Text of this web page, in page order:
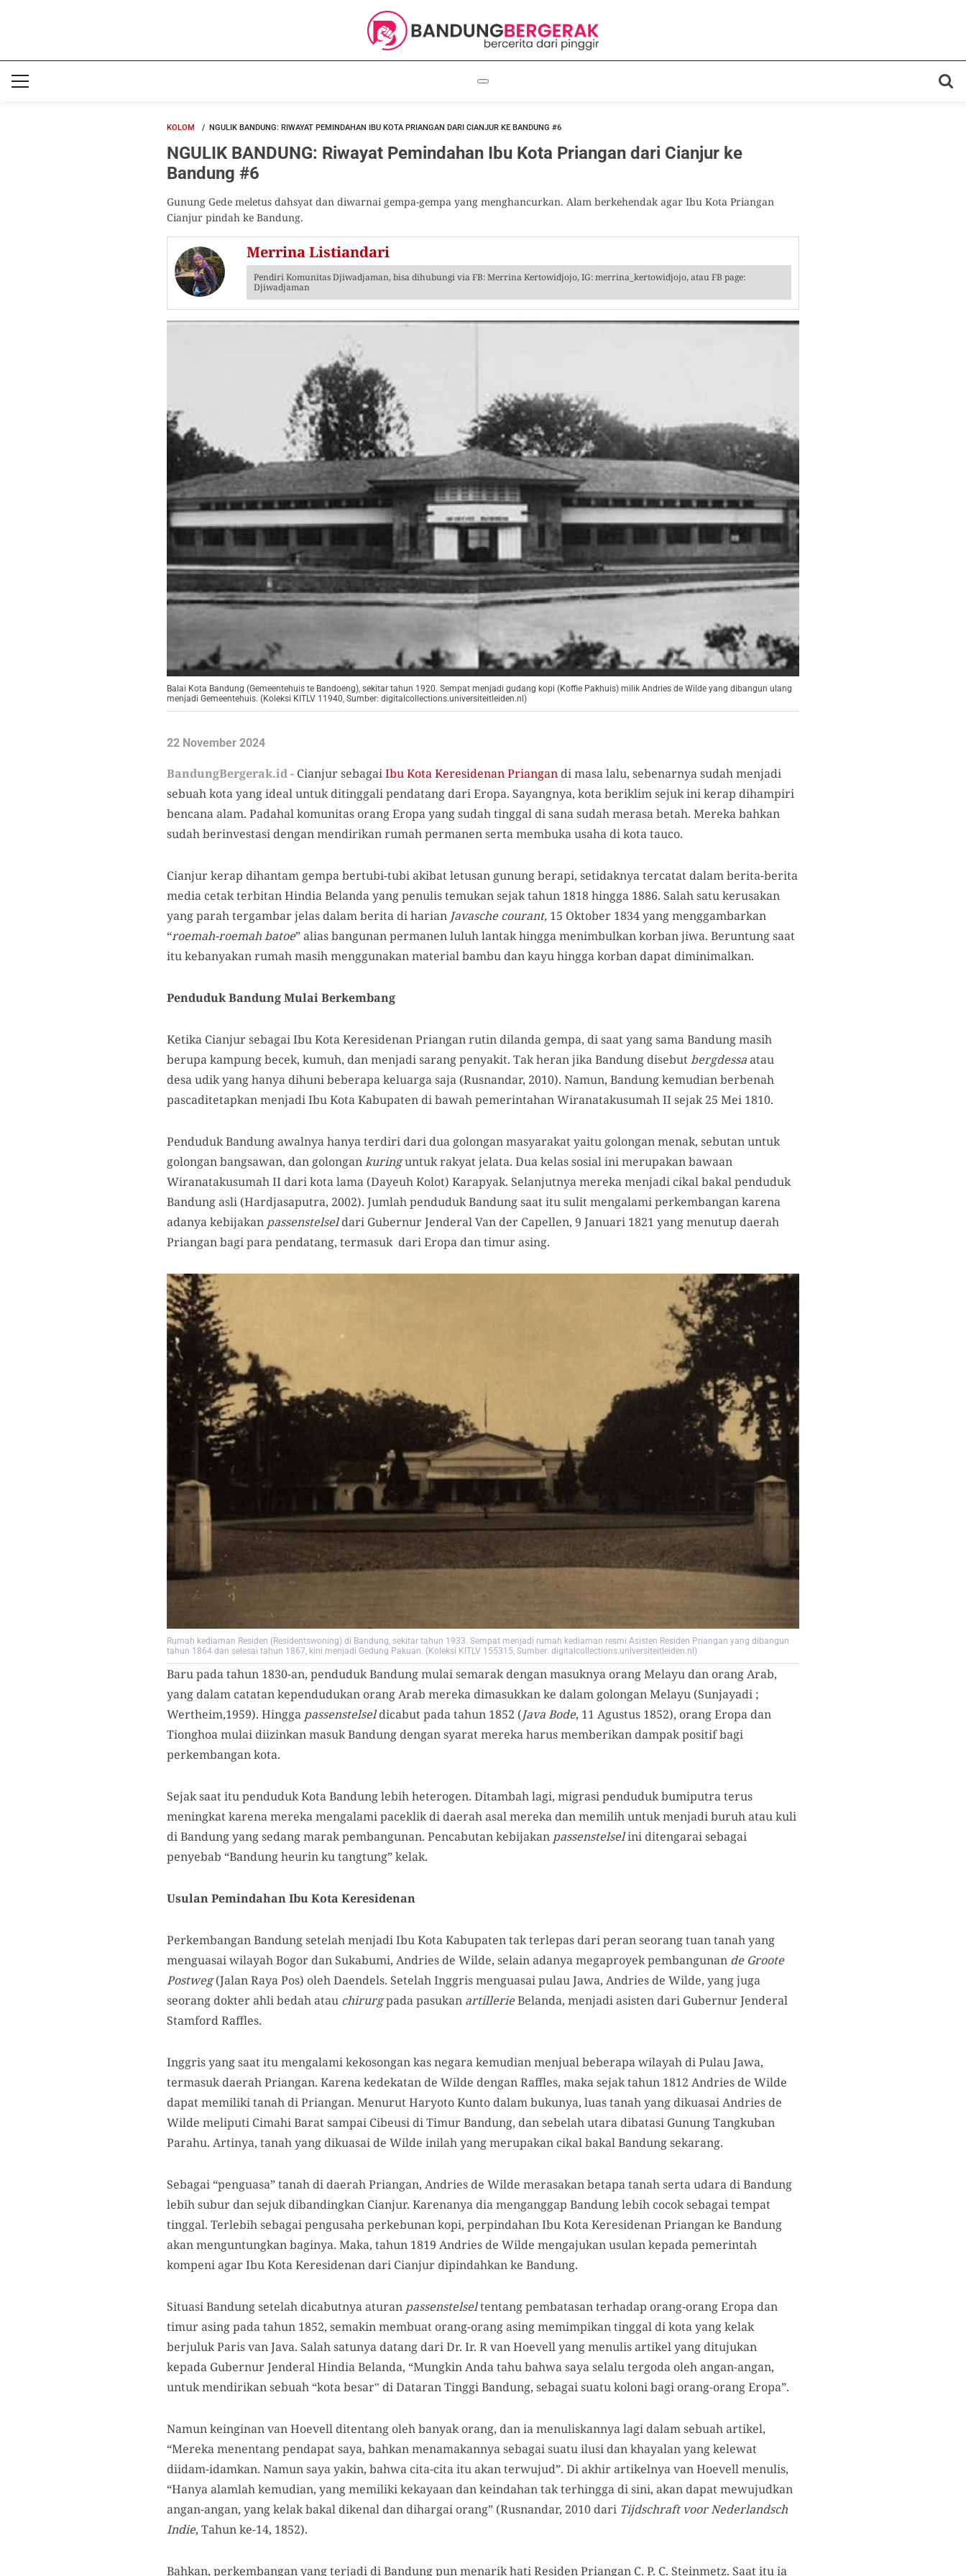
KOLOM NGULIK BANDUNG: RIWAYAT PEMINDAHAN IBU KOTA PRIANGAN DARI CIANJUR KE BANDUNG #6
NGULIK BANDUNG: Riwayat Pemindahan Ibu Kota Priangan dari Cianjur ke
Bandung #6
Gunung Gede meletus dahsyat dan diwarnai gempa-gempa yang menghancurkan. Alam berkehendak agar Ibu Kota Priangan
Cianjur pindah ke Bandung.
Merrina Listiandari
Pendiri Komunitas Djiwadjaman, bisa dihubungi via FB: Merrina Kertowidjojo, IG: merrina_kertowidjojo, atau FB page:
Djiwadjaman
Balai Kota Bandung (Gemeentehuis te Bandoeng), sekitar tahun 1920. Sempat menjadi gudang kopi (Koffie Pakhuis) milik Andries de Wilde yang dibangun ulang
menjadi Gemeentehuis. (Koleksi KITLV 11940, Sumber: digitalcollections.universiteitleiden.nl)
22 November 2024
BandungBergerak.id - Cianjur sebagaiIbu Kota Keresidenan Priangan di masa lalu, sebenarnya sudah menjadi
sebuah kota yang ideal untuk ditinggali pendatang dari Eropa. Sayangnya, kota beriklim sejuk ini kerap dihampiri
bencana alam. Padahal komunitas orang Eropa yang sudah tinggal di sana sudah merasa betah. Mereka bahkan
sudah berinvestasi dengan mendirikan rumah permanen serta membuka usaha di kota tauco.
Cianjur kerap dihantam gempa bertubi-tubi akibat letusan gunung berapi, setidaknya tercatat dalam berita-berita
media cetak terbitan Hindia Belanda yang penulis temukan sejak tahun 1818 hingga 1886. Salah satu kerusakan
yang parah tergambar jelas dalam berita di harian Javasche courant, 15 Oktober 1834 yang menggambarkan
“roemah-roemah batoe” alias bangunan permanen luluh lantak hingga menimbulkan korban jiwa. Beruntung saat
itu kebanyakan rumah masih menggunakan material bambu dan kayu hingga korban dapat diminimalkan.
Penduduk Bandung Mulai Berkembang
Ketika Cianjur sebagai Ibu Kota Keresidenan Priangan rutin dilanda gempa, di saat yang sama Bandung masih
berupa kampung becek, kumuh, dan menjadi sarang penyakit. Tak heran jika Bandung disebutbergdessaatau
desa udik yang hanya dihuni beberapa keluarga saja (Rusnandar, 2010). Namun, Bandung kemudian berbenah
pascaditetapkan menjadi Ibu Kota Kabupaten di bawah pemerintahan Wiranatakusumah II sejak 25 Mei 1810.
Penduduk Bandung awalnya hanya terdiri dari dua golongan masyarakat yaitu golongan menak, sebutan untuk
golongan bangsawan, dan golongankuringuntuk rakyat jelata. Dua kelas sosial ini merupakan bawaan
Wiranatakusumah II dari kota lama (Dayeuh Kolot) Karapyak. Selanjutnya mereka menjadi cikal bakal penduduk
Bandung asli (Hardjasaputra, 2002). Jumlah penduduk Bandung saat itu sulit mengalami perkembangan karena
adanya kebijakan passenstelseldari Gubernur Jenderal Van der Capellen, 9 Januari 1821 yang menutup daerah
Priangan bagi para pendatang, termasuk dari Eropa dan timur asing.
Rumah kediaman Residen (Residentswoning) di Bandung, sekitar tahun 1933. Sempat menjadi rumah kediaman resmi Asisten Residen Priangan yang dibangun
tahun 1864 dan selesai tahun 1867, kini menjadi Gedung Pakuan. (Koleksi KITLV 155315, Sumber: digitalcollections.universiteitleiden.nl)
Baru pada tahun 1830-an, penduduk Bandung mulai semarak dengan masuknya orang Melayu dan orang Arab,
yang dalam catatan kependudukan orang Arab mereka dimasukkan ke dalam golongan Melayu (Sunjayadi ;
Wertheim,1959). Hingga passenstelseldicabut pada tahun 1852 (Java Bode, 11 Agustus 1852), orang Eropa dan
Tionghoa mulai diizinkan masuk Bandung dengan syarat mereka harus memberikan dampak positif bagi
perkembangan kota.
Sejak saat itu penduduk Kota Bandung lebih heterogen. Ditambah lagi, migrasi penduduk bumiputra terus
meningkat karena mereka mengalami paceklik di daerah asal mereka dan memilih untuk menjadi buruh atau kuli
di Bandung yang sedang marak pembangunan. Pencabutan kebijakan passenstelselini ditengarai sebagai
penyebab “Bandung heurin ku tangtung” kelak.
Usulan Pemindahan Ibu Kota Keresidenan
Perkembangan Bandung setelah menjadi Ibu Kota Kabupaten tak terlepas dari peran seorang tuan tanah yang
menguasai wilayah Bogor dan Sukabumi, Andries de Wilde, selain adanya megaproyek pembangunan de Groote
Postweg(Jalan Raya Pos) oleh Daendels. Setelah Inggris menguasai pulau Jawa, Andries de Wilde, yang juga
seorang dokter ahli bedah atau chirurgpada pasukan artillerieBelanda, menjadi asisten dari Gubernur Jenderal
Stamford Raffles.
Inggris yang saat itu mengalami kekosongan kas negara kemudian menjual beberapa wilayah di Pulau Jawa,
termasuk daerah Priangan. Karena kedekatan de Wilde dengan Raffles, maka sejak tahun 1812 Andries de Wilde
dapat memiliki tanah di Priangan. Menurut Haryoto Kunto dalam bukunya, luas tanah yang dikuasai Andries de
Wilde meliputi Cimahi Barat sampai Cibeusi di Timur Bandung, dan sebelah utara dibatasi Gunung Tangkuban
Parahu. Artinya, tanah yang dikuasai de Wilde inilah yang merupakan cikal bakal Bandung sekarang.
Sebagai “penguasa” tanah di daerah Priangan, Andries de Wilde merasakan betapa tanah serta udara di Bandung
lebih subur dan sejuk dibandingkan Cianjur. Karenanya dia menganggap Bandung lebih cocok sebagai tempat
tinggal. Terlebih sebagai pengusaha perkebunan kopi, perpindahan Ibu Kota Keresidenan Priangan ke Bandung
akan menguntungkan baginya. Maka, tahun 1819 Andries de Wilde mengajukan usulan kepada pemerintah
kompeni agar Ibu Kota Keresidenan dari Cianjur dipindahkan ke Bandung.
Situasi Bandung setelah dicabutnya aturan passenstelseltentang pembatasan terhadap orang-orang Eropa dan
timur asingpada tahun 1852, semakin membuat orang-orang asing memimpikan tinggal di kota yang kelak
berjuluk Paris van Java. Salah satunya datang dari Dr. Ir. R van Hoevell yang menulis artikel yang ditujukan
kepada Gubernur Jenderal Hindia Belanda, “Mungkin Anda tahu bahwa saya selalu tergoda oleh angan-angan,
untuk mendirikan sebuah “kota besar‟ di Dataran Tinggi Bandung, sebagai suatu koloni bagi orang-orang Eropa”.
Namun keinginan van Hoevell ditentang oleh banyak orang, dan ia menuliskannya lagi dalam sebuah artikel,
“Mereka menentang pendapat saya, bahkan menamakannya sebagai suatu ilusi dan khayalan yang kelewat
diidam-idamkan. Namun saya yakin, bahwa cita-cita itu akan terwujud”. Di akhir artikelnya van Hoevell menulis,
“Hanya alamlah kemudian, yang memiliki kekayaan dan keindahan tak terhingga di sini, akan dapat mewujudkan
angan-angan, yang kelak bakal dikenal dan dihargai orang” (Rusnandar, 2010 dari Tijdschraft voor Nederlandsch
Indie, Tahun ke-14, 1852).
Bahkan, perkembangan yang terjadi di Bandung pun menarik hati Residen Priangan C. P. C. Steinmetz. Saat itu ia